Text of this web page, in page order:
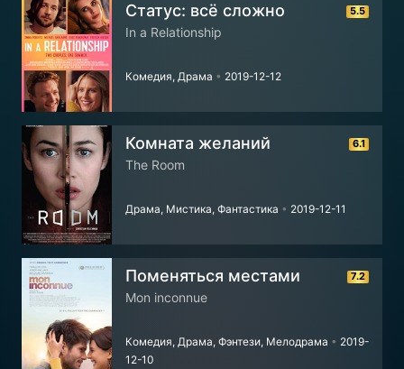
5.5
Статус: всё сложно
In a Relationship
Комедия, Драма • 2019-12-12
6.1
Комната желаний
The Room
Драма, Мистика, Фантастика • 2019-12-11
7.2
Поменяться местами
Mon inconnue
Комедия, Драма, Фэнтези, Мелодрама • 2019-
12-10